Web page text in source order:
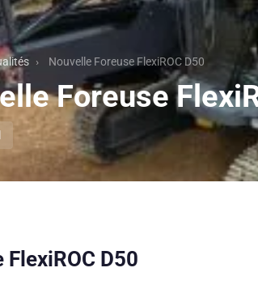
› Nouvelle Foreuse FlexiROC D50
Foreuse
D50